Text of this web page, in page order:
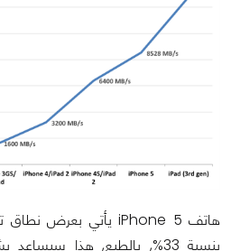
بنسبة 33%, بالطبع, هذا